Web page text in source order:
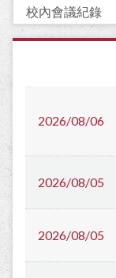
校內會議紀錄
2026/08/06
2026/08/05
2026/08/05